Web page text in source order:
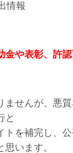
情報
金や表彰、許
ませんが、悪
と
トを補完し、
います。